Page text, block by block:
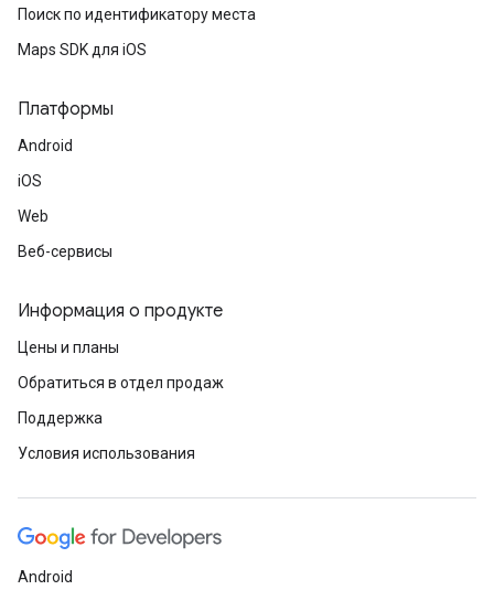
Поиск по идентификатору места
Maps SDK для iOS
Платформы
Android
iOS
Web
Веб-сервисы
Информация о продукте
Цены и планы
Обратиться в отдел продаж
Поддержка
Условия использования
Android